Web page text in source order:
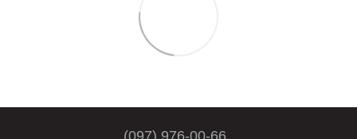
(097) 976-00-66